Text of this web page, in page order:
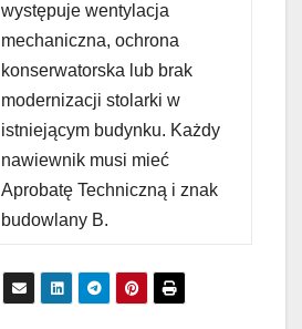
występuje wentylacja
mechaniczna, ochrona
konserwatorska lub brak
modernizacji stolarki w
istniejącym budynku. Każdy
nawiewnik musi mieć
Aprobatę Techniczną i znak
budowlany B.